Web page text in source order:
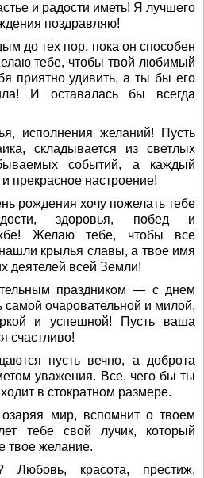
и радости иметь! Я лучшего
поздравляю!
до тех пор, пока он способен
тебе, чтобы твой любимый
приятно удивить, а ты бы его
И оставалась бы всегда
исполнения желаний! Пусть
складывается из светлых
событий, а каждый
прекрасное настроение!
рождения хочу пожелать тебе
здоровья, побед и
Желаю тебе, чтобы все
крылья славы, а твое имя
деятелей всей Земли!
праздником — с днем
очаровательной и милой,
и успешной! Пусть ваша
счастливо!
пусть вечно, а доброта
уважения. Все, чего бы ты
в стократном размере.
озаряя мир, вспомнит о твоем
тебе свой лучик, который
твое желание.
красота, престиж,